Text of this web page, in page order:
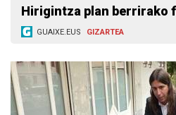
Hirigintza plan berrirako
GUAIXE.EUS GIZARTEA